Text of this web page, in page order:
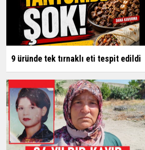
9 üründe tek tırnaklı eti tespit edildi